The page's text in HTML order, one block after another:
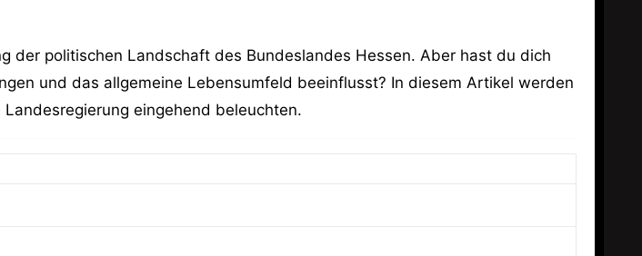
der politischen Landschaft des Bundeslandes Hessen. Aber hast du dich
und das allgemeine Lebensumfeld beeinflusst? In diesem Artikel werden
eingehend beleuchten.